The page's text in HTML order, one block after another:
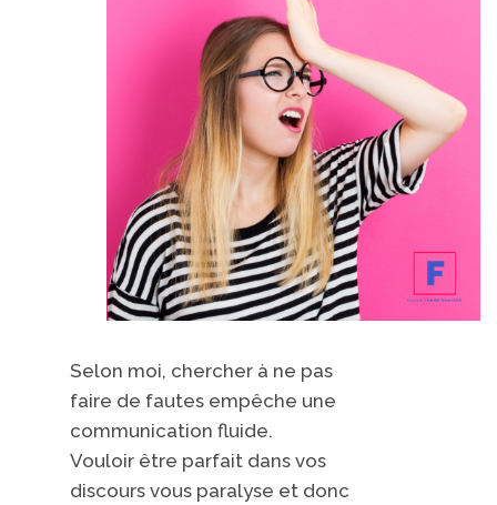
Selon moi, chercher à ne pas
faire de fautes empêche une
communication fluide.
Vouloir être parfait dans vos
discours​ vous paralyse et donc